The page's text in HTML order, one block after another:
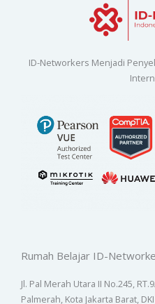
ID-Networkers Menjadi
Rumah Belajar ID-
Jl. Pal Merah Utara II No.245,
Palmerah, Kota Jakarta Barat,